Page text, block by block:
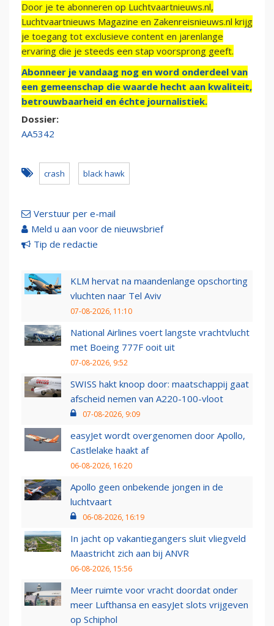
Door je te abonneren op Luchtvaartnieuws.nl,
Luchtvaartnieuws Magazine en Zakenreisnieuws.nl krijg
je toegang tot exclusieve content en jarenlange
ervaring die je steeds een stap voorsprong geeft.
Abonneer je vandaag nog en word onderdeel van
een gemeenschap die waarde hecht aan kwaliteit,
betrouwbaarheid en échte journalistiek.
Dossier:
AA5342
crash black hawk
Verstuur per e-mail
Meld u aan voor de nieuwsbrief
Tip de redactie
KLM hervat na maandenlange opschorting
vluchten naar Tel Aviv
07-08-2026, 11:10
National Airlines voert langste vrachtvlucht
met Boeing 777F ooit uit
07-08-2026, 9:52
SWISS hakt knoop door: maatschappij gaat
afscheid nemen van A220-100-vloot
07-08-2026, 9:09
easyJet wordt overgenomen door Apollo,
Castlelake haakt af
06-08-2026, 16:20
Apollo geen onbekende jongen in de
luchtvaart
06-08-2026, 16:19
In jacht op vakantiegangers sluit vliegveld
Maastricht zich aan bij ANVR
06-08-2026, 15:56
Meer ruimte voor vracht doordat onder
meer Lufthansa en easyJet slots vrijgeven
op Schiphol